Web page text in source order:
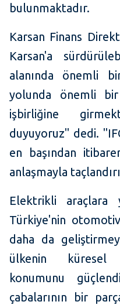
bulunmaktadır.
Karsan Finans
Karsan'a
alanında önemli
yolunda önemli
işbirliğine
duyuyoruz" dedi.
en başından
anlaşmayla
Elektrikli araçlara
Türkiye'nin
daha da
ülkenin küresel
konumunu
çabalarının bir